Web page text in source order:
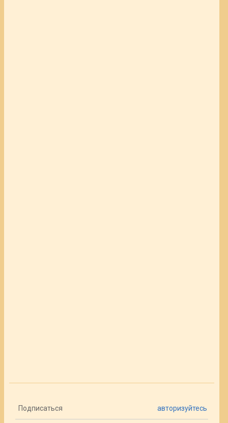
Подписаться авторизуйтесь